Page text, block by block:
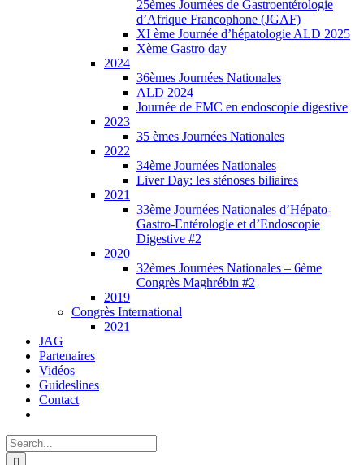
25èmes Journées de Gastroentérologie
d’Afrique Francophone (JGAF)
XI ème Journée d’hépatologie ALD 2025
Xème Gastro day
2024
36èmes Journées Nationales
ALD 2024
Journée de FMC en endoscopie digestive
2023
35 èmes Journées Nationales
2022
34ème Journées Nationales
Liver Day: les sténoses biliaires
2021
33ème Journées Nationales d’Hépato-
Gastro-Entérologie et d’Endoscopie
Digestive #2
2020
32èmes Journées Nationales – 6ème
Congrès Maghrébin #2
2019
Congrès International
2021
JAG
Partenaires
Vidéos
Guideslines
Contact
Search
for: